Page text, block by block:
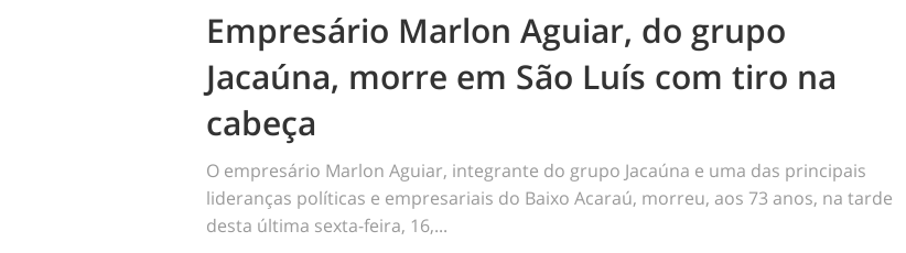
Empresário Marlon Aguiar, do grupo
Jacaúna, morre em São Luís com tiro na
cabeça
O empresário Marlon Aguiar, integrante do grupo Jacaúna e uma das principais
lideranças políticas e empresariais do Baixo Acaraú, morreu, aos 73 anos, na tarde
desta última sexta-feira, 16,...